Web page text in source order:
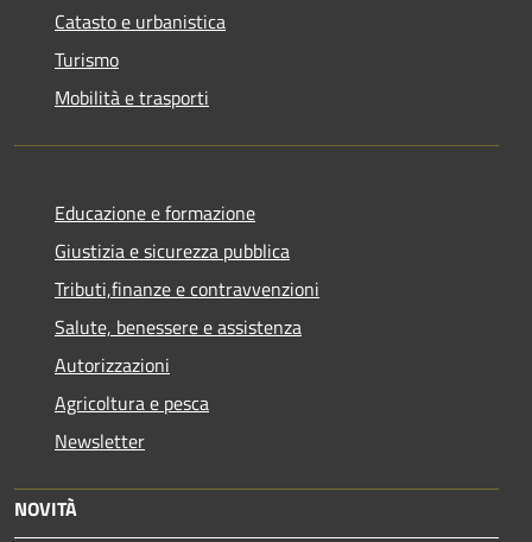
Catasto e urbanistica
Turismo
Mobilità e trasporti
Educazione e formazione
Giustizia e sicurezza pubblica
Tributi,finanze e contravvenzioni
Salute, benessere e assistenza
Autorizzazioni
Agricoltura e pesca
Newsletter
NOVITÀ